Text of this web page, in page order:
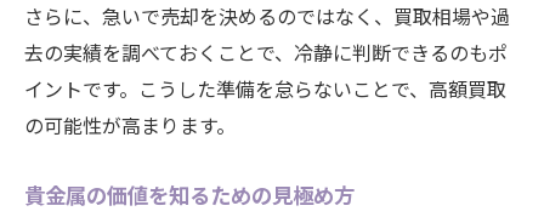
貴金属買取専門店の比較ポイントを解説
信頼性重視の貴金属買取店の選定基準
口コミでわかる貴金属買取店の実力
貴金属査定を有利に進める具体的な方法
さらに、急いで売却を決めるのではなく、買取相場や過
去の実績を調べておくことで、冷静に判断できるのもポ
イントです。こうした準備を怠らないことで、高額買取
の可能性が高まります。
貴金属の価値を知るための見極め方